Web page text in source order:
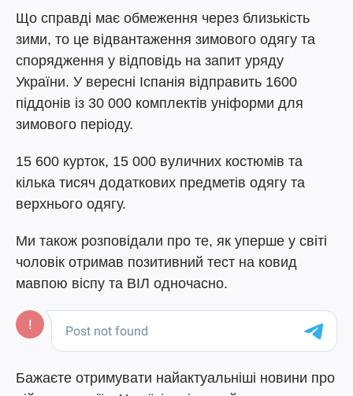
Що справді має обмеження через близькість
зими, то це відвантаження зимового одягу та
спорядження у відповідь на запит уряду
України. У вересні Іспанія відправить 1600
піддонів із 30 000 комплектів уніформи для
зимового періоду.
15 600 курток, 15 000 вуличних костюмів та
кілька тисяч додаткових предметів одягу та
верхнього одягу.
Ми також розповідали про те, як уперше у світі
чоловік отримав позитивний тест на ковид
мавпою віспу та ВІЛ одночасно.
Бажаєте отримувати найактуальніші новини про